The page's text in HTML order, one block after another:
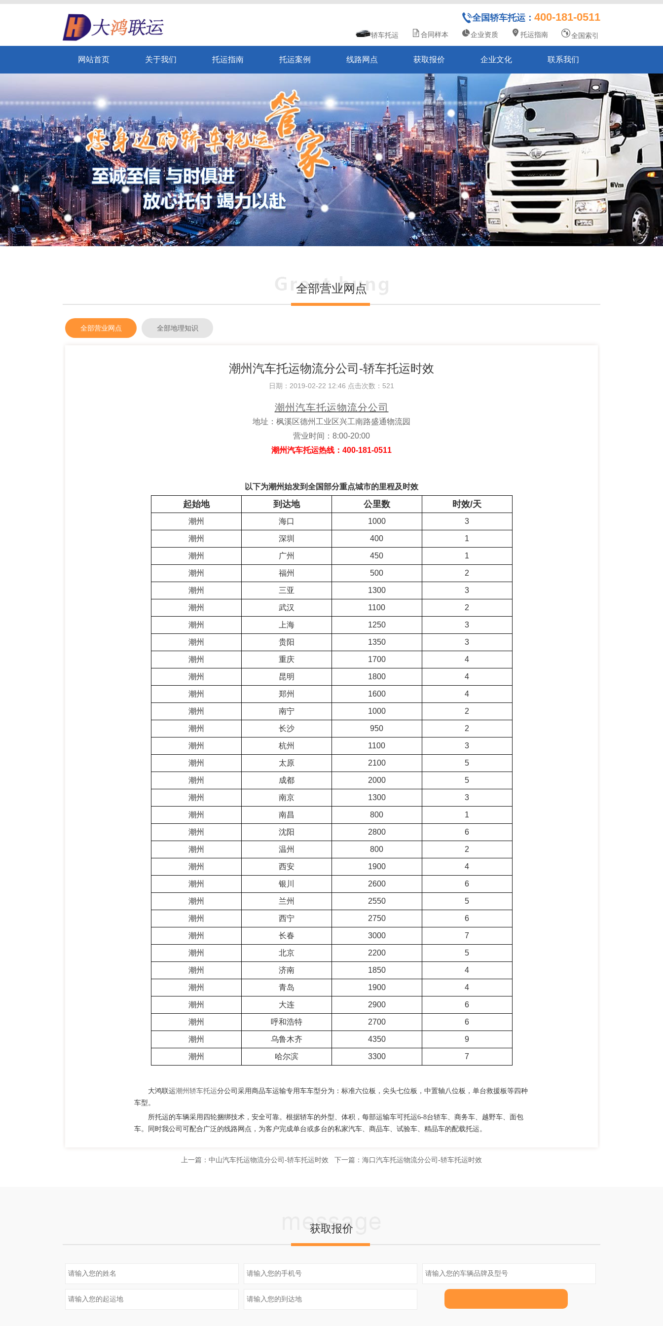
全国轿车托运： 400-181-0511
轿车托运 合同样本 企业资质 托运指南 全国索引
网站首页 关于我们 托运指南 托运案例 线路网点 获取报价 企业文化 联系我们
全部营业网点
全部营业网点 全部地理知识
潮州汽车托运物流分公司-轿车托运时效
日期：2019-02-22 12:46 点击次数： 521
潮州汽车托运物流分公司
地址：枫溪区德州工业区兴工南路盛通物流园
营业时间：8:00-20:00
潮州汽车托运热线：400-181-0511
以下为潮州始发到全国部分重点城市的里程及时效
起始地 到达地 公里数 时效/天
潮州 海口 1000 3
潮州 深圳 400 1
潮州 广州 450 1
潮州 福州 500 2
潮州 三亚 1300 3
潮州 武汉 1100 2
潮州 上海 1250 3
潮州 贵阳 1350 3
潮州 重庆 1700 4
潮州 昆明 1800 4
潮州 郑州 1600 4
潮州 南宁 1000 2
潮州 长沙 950 2
潮州 杭州 1100 3
潮州 太原 2100 5
潮州 成都 2000 5
潮州 南京 1300 3
潮州 南昌 800 1
潮州 沈阳 2800 6
潮州 温州 800 2
潮州 西安 1900 4
潮州 银川 2600 6
潮州 兰州 2550 5
潮州 西宁 2750 6
潮州 长春 3000 7
潮州 北京 2200 5
潮州 济南 1850 4
潮州 青岛 1900 4
潮州 大连 2900 6
潮州 呼和浩特 2700 6
潮州 乌鲁木齐 4350 9
潮州 哈尔滨 3300 7
大鸿联运潮州轿车托运分公司采用商品车运输专用车车型分为：标准六位板，尖头七位板，中置轴八位板，单台救援板等四种
车型。
所托运的车辆采用四轮捆绑技术，安全可靠。根据轿车的外型、体积，每部运输车可托运6-8台轿车、商务车、越野车、面包
车。同时我公司可配合广泛的线路网点，为客户完成单台或多台的私家汽车、商品车、试验车、精品车的配载托运。
上一篇： 中山汽车托运物流分公司-轿车托运时效 下一篇： 海口汽车托运物流分公司-轿车托运时效
获取报价